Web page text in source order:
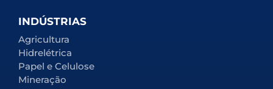
INDÚSTRIAS
Agricultura
Hidrelétrica
Papel e Celulose
Mineração